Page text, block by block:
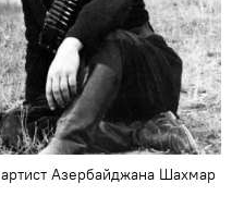
Азербайджана Шахмар